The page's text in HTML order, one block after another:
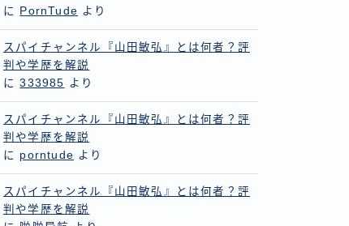
に
PornTude より
スパイチャンネル『山田敏弘』とは何者？評
判や学歴を解説
に333985 より
スパイチャンネル『山田敏弘』とは何者？評
判や学歴を解説
に porntude より
スパイチャンネル『山田敏弘』とは何者？評
判や学歴を解説